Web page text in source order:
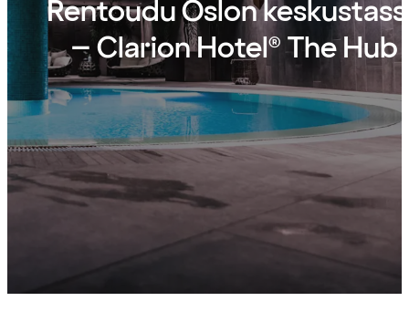
Rentoudu Oslon
– Clarion Hotel® The Hub